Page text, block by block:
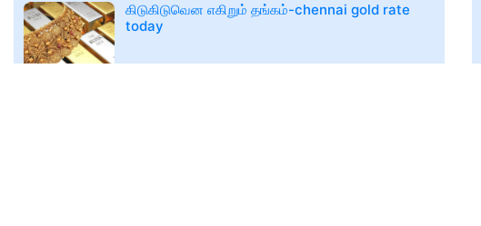
கிடுகிடுவென எகிறும் தங்கம்-chennai gold rate
today